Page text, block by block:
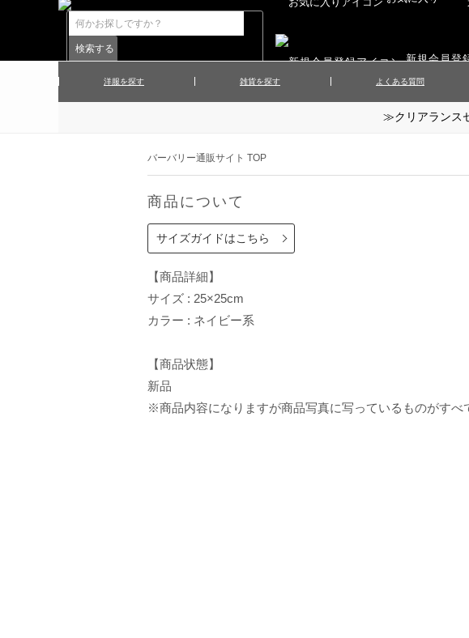
新規会員登
洋服を探す
▲レディースワンピース ▲レディーススカート
雑貨を探す
▲アクセサリー
▲マフラー／ストール
▲その他
よくある質問
≫クリアランス
バーバリー通販サイト TOP
商品について
サイズガイドはこちら
【商品詳細】
サイズ : 25×25cm
カラー : ネイビー系
【商品状態】
新品
※商品内容になりますが商品写真に写っているものがすべ